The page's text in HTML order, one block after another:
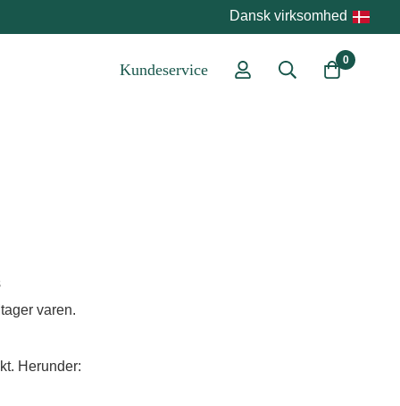
Dansk virksomhed
Kundeservice
0
varen.
Herunder: